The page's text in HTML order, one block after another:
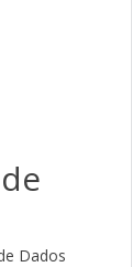
Dados